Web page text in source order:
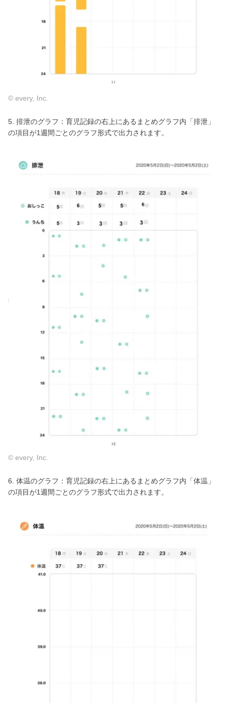
© every, Inc.
5. 排泄のグラフ：育児記録の右上にあるまとめグラフ内「排泄」
の項目が1週間ごとのグラフ形式で出力されます。
© every, Inc.
6. 体温のグラフ：育児記録の右上にあるまとめグラフ内「体温」
の項目が1週間ごとのグラフ形式で出力されます。